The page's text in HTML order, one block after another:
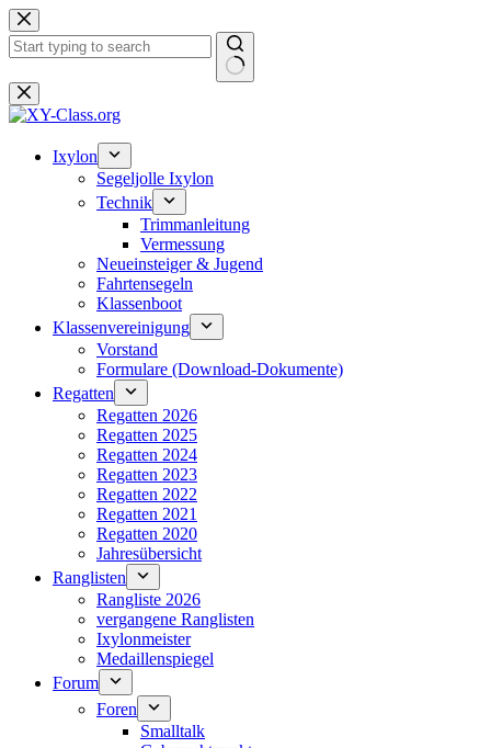
Zum
Inhalt
springen
Keine
Ergebnisse
Ixylon
Segeljolle Ixylon
Technik
Trimmanleitung
Vermessung
Neueinsteiger & Jugend
Fahrtensegeln
Klassenboot
Klassenvereinigung
Vorstand
Formulare (Download-Dokumente)
Regatten
Regatten 2026
Regatten 2025
Regatten 2024
Regatten 2023
Regatten 2022
Regatten 2021
Regatten 2020
Jahresübersicht
Ranglisten
Rangliste 2026
vergangene Ranglisten
Ixylonmeister
Medaillenspiegel
Forum
Foren
Smalltalk